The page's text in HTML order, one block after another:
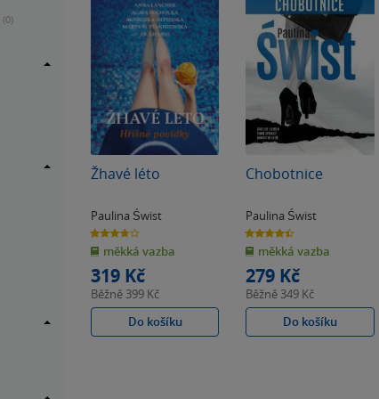
Žhavé léto
Paulina Świst
3.7
z
5
hvězdiček
měkká vazba
319 Kč
Běžně 399 Kč
Do košíku
Chobotnice
Paulina Świst
4.4
z
5
hvězdiček
měkká vazba
279 Kč
Běžně 349 Kč
Do košíku
(0)